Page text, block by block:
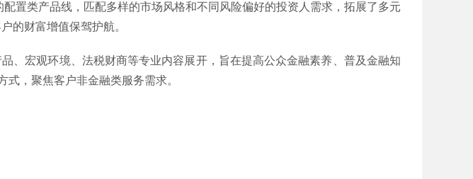
置类产品线，匹配多样的市场风格和不同风险偏好的投资人需求，拓展了多元
的财富增值保驾护航。
、宏观环境、法税财商等专业内容展开，旨在提高公众金融素养、普及金融知
，聚焦客户非金融类服务需求。